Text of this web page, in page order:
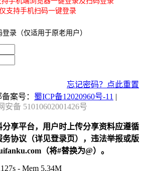
支持手机扫码一键登录
登录（仅适用于原老用户）
忘记密码？点此重置
案号： 蜀ICP备12020960号-11 |
安备 51010602001426号
享平台，用户时上传分享资料应遵循
协议（详见登录页），违法举报或版
（将#替换为@）。
- Mem 5.34M